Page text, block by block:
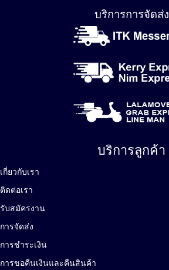
บริการการจัดส่ง
บริการลูกค้า
เกี่ยวกับเรา
ติดต่อเรา
รับสมัครงาน
การจัดส่ง
การชำระเงิน
การขอคืนเงินและคืนสินค้า